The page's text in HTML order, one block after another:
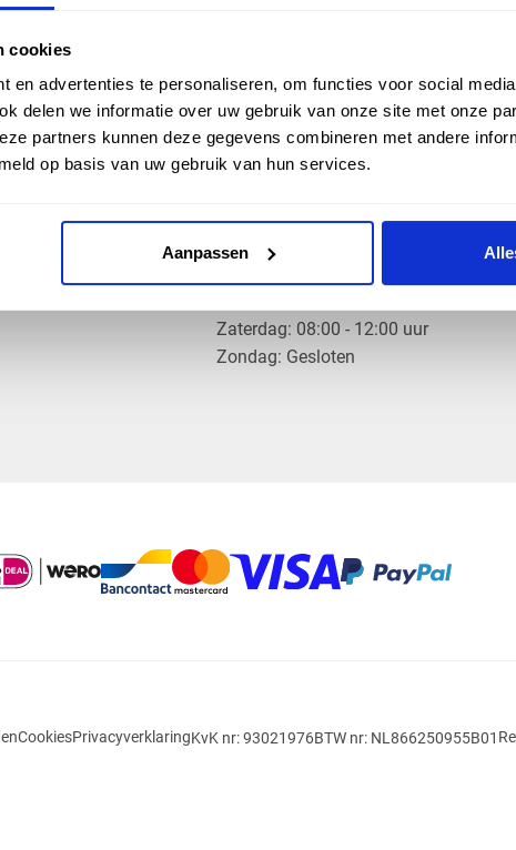
cookies
en advertenties te personaliseren, om functies voor social
delen we informatie over uw gebruik van onze site met onze
partners kunnen deze gegevens combineren met andere
op basis van uw gebruik van hun services.
Aanpassen
​Zaterdag: 08:00 - 12:00 uur
​Zondag: Gesloten
CookiesPrivacyverklaringKvK nr: 93021976BTW nr: NL866250955B01